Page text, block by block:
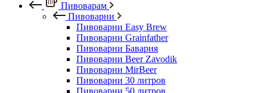
Пивоварам
Пивоварни
Пивоварни Easy Brew
Пивоварни Grainfather
Пивоварни Бавария
Пивоварни Beer Zavodik
Пивоварни MirBeer
Пивоварни 30 литров
Пивоварни 50 литров